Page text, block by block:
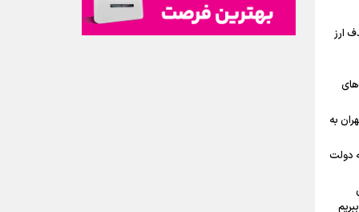
ارز
به
دولت